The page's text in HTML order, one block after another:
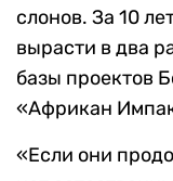
слонов. За 10
вырасти в два
базы проектов
«Африкан
«Если они